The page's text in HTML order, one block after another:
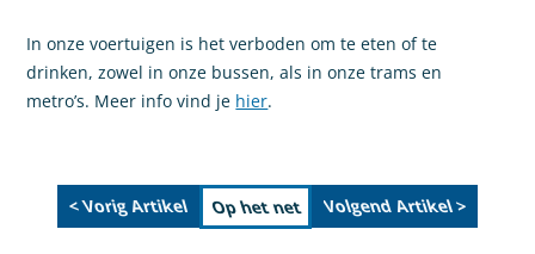
In onze voertuigen is het verboden om te eten of te
drinken, zowel in onze bussen, als in onze trams en
metro’s. Meer info vind je hier.
< Vorig Artikel Op het net Volgend Artikel >